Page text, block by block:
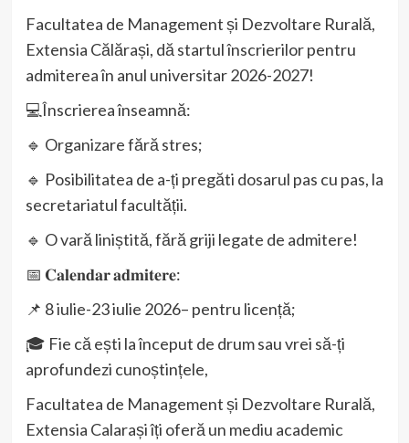
Facultatea de Management și Dezvoltare Rurală,
Extensia Călărași, dă startul înscrierilor pentru
admiterea în anul universitar 2026-2027!
💻Înscrierea înseamnă:
🔹 Organizare fără stres;
🔹 Posibilitatea de a-ți pregăti dosarul pas cu pas, la
secretariatul facultății.
🔹 O vară liniștită, fără griji legate de admitere!
📅 𝐂𝐚𝐥𝐞𝐧𝐝𝐚𝐫 𝐚𝐝𝐦𝐢𝐭𝐞𝐫𝐞:
📌 8 iulie-23 iulie 2026– pentru licență;
🎓 Fie că ești la început de drum sau vrei să-ți
aprofundezi cunoștințele,
Facultatea de Management și Dezvoltare Rurală,
Extensia Calarași îți oferă un mediu academic